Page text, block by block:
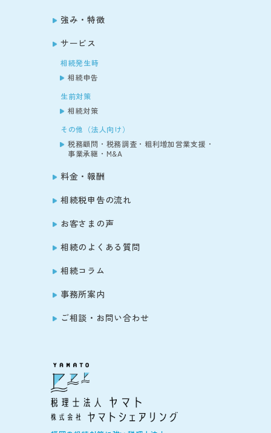
強み・特徴
サービス
相続発生時
相続申告
生前対策
相続対策
その他（法人向け）
税務顧問・税務調査・粗利増加営業支援・
事業承継・M&A
料金・報酬
相続税申告の流れ
お客さまの声
相続のよくある質問
相続コラム
事務所案内
ご相談・お問い合わせ